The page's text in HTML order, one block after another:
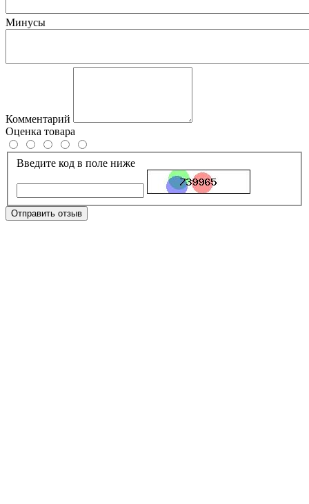
Минусы
Комментарий
Оценка товара
Введите код в поле ниже
Отправить отзыв